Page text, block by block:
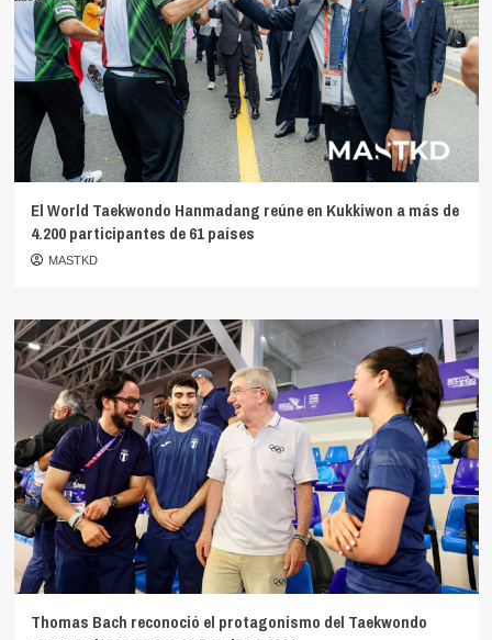
El World Taekwondo Hanmadang reúne en Kukkiwon a más de
4.200 participantes de 61 países
MASTKD
Thomas Bach reconoció el protagonismo del Taekwondo